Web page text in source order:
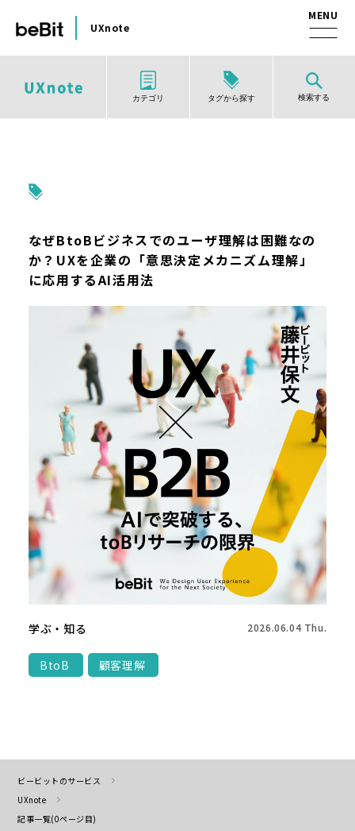
UXnote
カテゴリ タグから探す 検索する
なぜBtoBビジネスでのユーザ理解は困難なの
か？UXを企業の「意思決定メカニズム理解」
に応用するAI活用法
学ぶ・知る 2026.06.04 Thu.
BtoB 顧客理解
ビービットのサービス
UXnote
記事一覧(0ページ目)